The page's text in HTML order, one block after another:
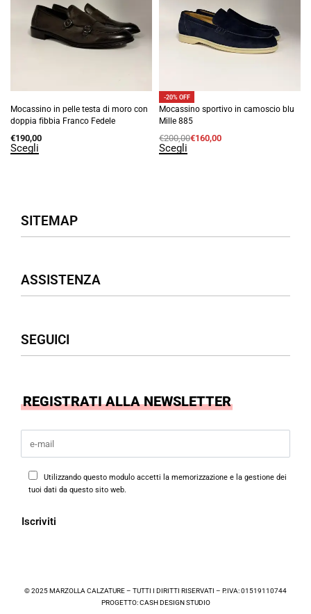
Mocassino in pelle testa di moro con
doppia fibbia Franco Fedele
€190,00
Scegli
-20% OFF
Mocassino sportivo in camoscio blu
Mille 885
€200,00€160,00
Scegli
SITEMAP
Donna
Borse
ASSISTENZA
Termini & Condizioni
SEGUICI
Instagram
REGISTRATI ALLA NEWSLETTER
Utilizzando questo modulo accetti la memorizzazione e la gestione dei
tuoi dati da questo sito web.
© 2025 MARZOLLA CALZATURE – TUTTI I DIRITTI RISERVATI – P.IVA: 01519110744
PROGETTO:CASH DESIGN STUDIO